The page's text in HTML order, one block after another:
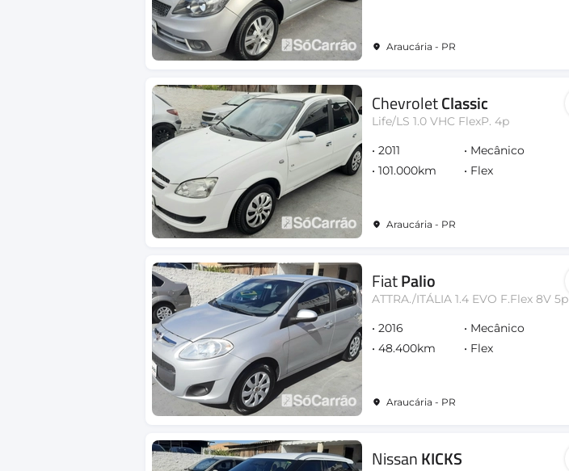
Araucária - PR
ChevroletClassic
Life/LS 1.0 VHC FlexP. 4p
2011
Mecânico
101.000km
Flex
Araucária - PR
FiatPalio
ATTRA./ITÁLIA 1.4 EVO F.Flex 8V 5p
2016
Mecânico
48.400km
Flex
Araucária - PR
NissanKICKS